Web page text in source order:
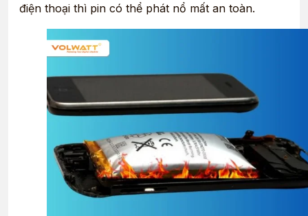
điện thoại thì pin có thể phát nổ mất an toàn.